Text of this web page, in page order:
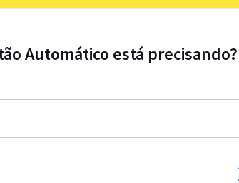
Automático está precisando?